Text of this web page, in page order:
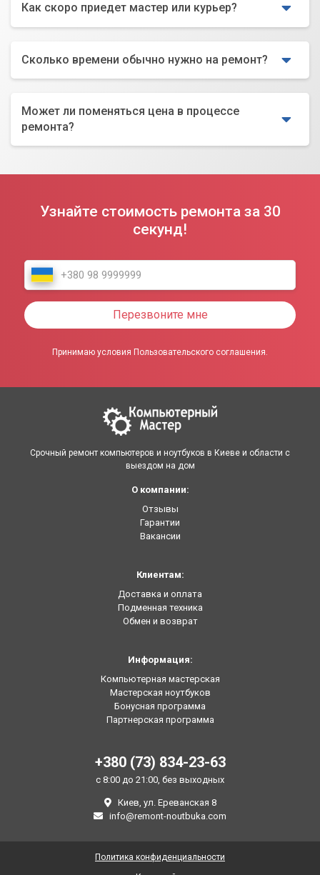
Как скоро приедет мастер или курьер?
Сколько времени обычно нужно на ремонт?
Может ли поменяться цена в процессе
ремонта?
Узнайте стоимость ремонта за 30
секунд!
Перезвоните мне
Принимаю условия Пользовательского соглашения.
Срочный ремонт компьютеров и ноутбуков в Киеве и области с
выездом на дом
О компании:
Отзывы
Гарантии
Вакансии
Клиентам:
Доставка и оплата
Подменная техника
Обмен и возврат
Информация:
Компьютерная мастерская
Мастерская ноутбуков
Бонусная программа
Партнерская программа
+380 (73) 834-23-63
с 8:00 до 21:00, без выходных
Киев, ул. Ереванская 8
info@remont-noutbuka.com
Политика конфиденциальности